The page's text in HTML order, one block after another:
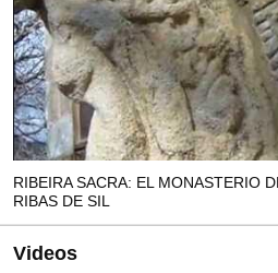
RIBEIRA SACRA: EL MONASTERIO
RIBAS DE SIL
Videos